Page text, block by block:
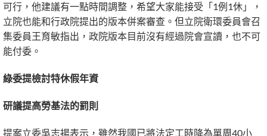
可行，他建議有一點時間調整，希望大家能接受「1例1休」，
立院也能和行政院提出的版本併案審查。但立院衛環委員會召
集委員王育敏指出，政院版本目前沒有經過院會宣讀，也不可
能付委。
綠委提檢討特休假年資
研議提高勞基法的罰則
提案立委吳志揚表示，雖然我國已將法定工時降為單周40小